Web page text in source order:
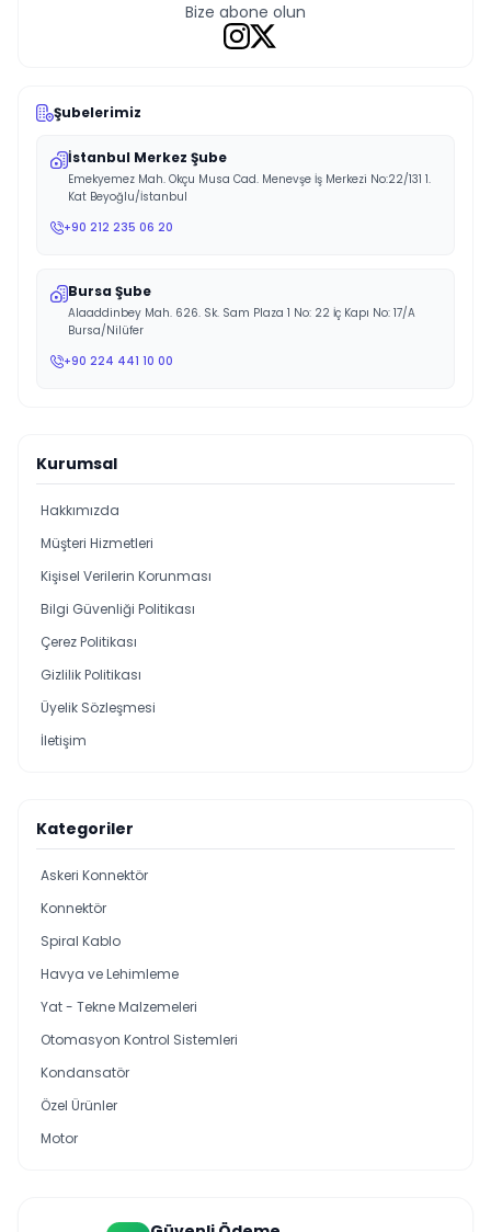
Bize abone olun
Şubelerimiz
İstanbul Merkez Şube
Emekyemez Mah. Okçu Musa Cad. Menevşe İş Merkezi No:22/131 1.
Kat Beyoğlu/İstanbul
+90 212 235 06 20
Bursa Şube
Alaaddinbey Mah. 626. Sk. Sam Plaza 1 No: 22 İç Kapı No: 17/A
Bursa/Nilüfer
+90 224 441 10 00
Kurumsal
Hakkımızda
Müşteri Hizmetleri
Kişisel Verilerin Korunması
Bilgi Güvenliği Politikası
Çerez Politikası
Gizlilik Politikası
Üyelik Sözleşmesi
İletişim
Kategoriler
Askeri Konnektör
Konnektör
Spiral Kablo
Havya ve Lehimleme
Yat - Tekne Malzemeleri
Otomasyon Kontrol Sistemleri
Kondansatör
Özel Ürünler
Motor